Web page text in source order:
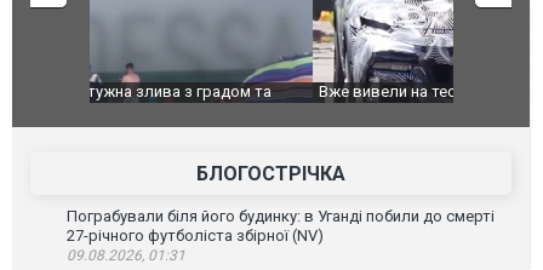
Вже вивели на тести: Ferrari готує оновлення
Вийшов
фільму
БЛОГОСТРІЧКА
Пограбували біля його будинку: в Уганді побили до смерті
27-річного футболіста збірної (NV)
09.08.2026, 01:31